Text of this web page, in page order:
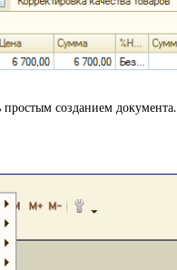
созданием документа.